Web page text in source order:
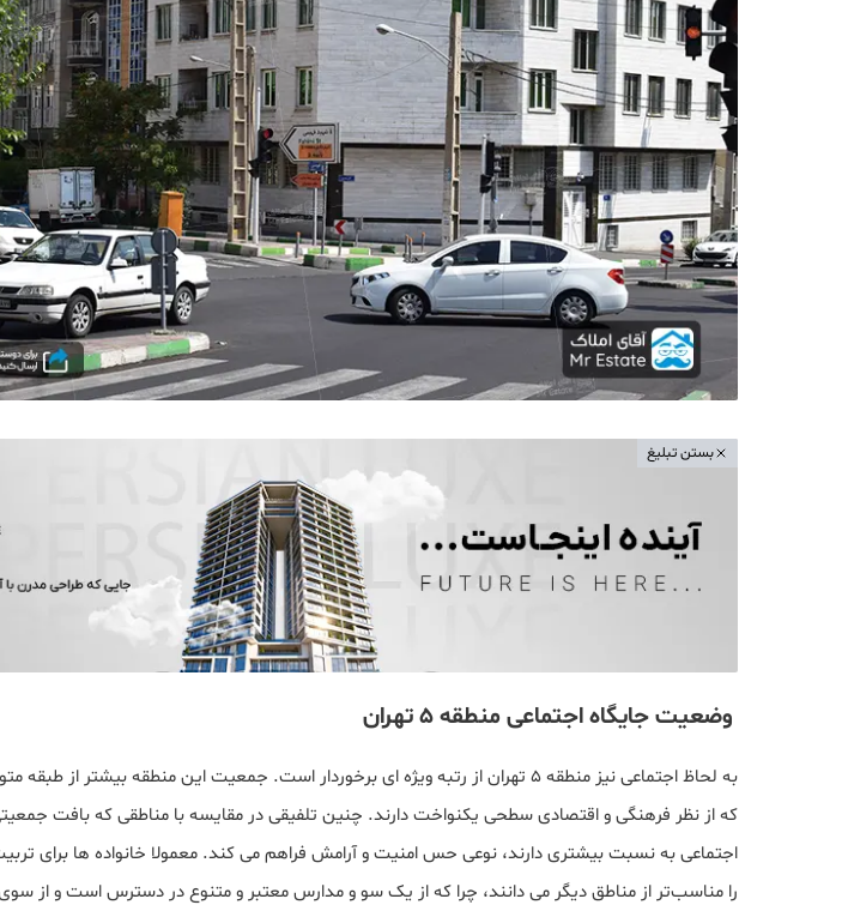
بستن تبلیغ
وضعیت جایگاه اجتماعی منطقه 5 تهران
به لحاظ اجتماعی نیز منطقه ۵ تهران از رتبه ویژه ‌ای برخوردار است. جمعیت این منطقه بیشتر از
که از نظر فرهنگی و اقتصادی سطحی یکنواخت دارند. چنین تلفیقی در مقایسه با مناطقی که بافت
اجتماعی به نسبت بیشتری دارند، نوعی حس امنیت و آرامش فراهم می‌ کند. معمولا خانواده‌ ها برای
را مناسب‌تر از مناطق دیگر می‌ دانند، چرا که از یک سو و مدارس معتبر و متنوع در دسترس است و از